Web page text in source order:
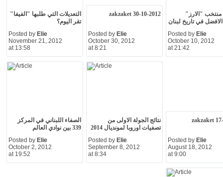
التعديلات التي طلبها "الفيفا"
تقر اليوم؟
Posted by Elie
November 21, 2012
at 13:58
zakzaket 30-10-2012
Posted by Elie
October 30, 2012
at 8:21
منتخب "الارز"
الافضل في تاريخ لبنان
Posted by Elie
October 10, 2012
at 21:42
الصفاء اللبناني في المركز
339 بين نوادي العالم
Posted by Elie
October 2, 2012
at 19:52
نتائج الجولة الاولى من
تصفيات اوروبا لمونديال 2014
Posted by Elie
September 8, 2012
at 8:34
zakzaket
Posted by Elie
August 18, 2012
at 9:00